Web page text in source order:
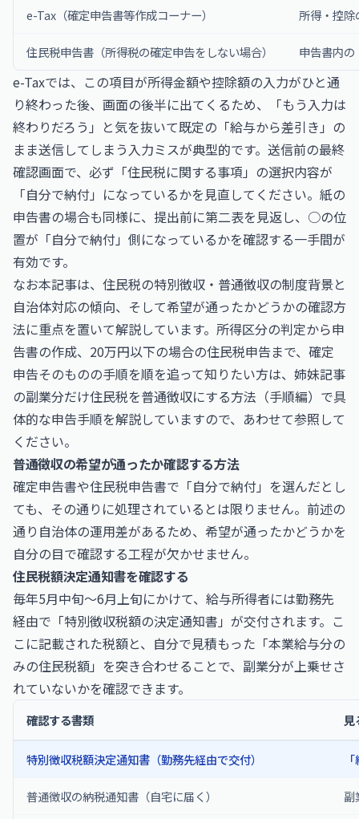
e-Tax（確定申告書等作成コーナー） 所得・控
住民税申告書（所得税の確定申告をしない場合） 申告書内
e-Taxでは、この項目が所得金額や控除額の入力がひと通
り終わった後、画面の後半に出てくるため、「もう入力は
終わりだろう」と気を抜いて既定の「給与から差引き」の
まま送信してしまう入力ミスが典型的です。送信前の最終
確認画面で、必ず「住民税に関する事項」の選択内容が
「自分で納付」になっているかを見直してください。紙の
申告書の場合も同様に、提出前に第二表を見返し、○の位
置が「自分で納付」側になっているかを確認する一手間が
有効です。
なお本記事は、住民税の特別徴収・普通徴収の制度背景と
自治体対応の傾向、そして希望が通ったかどうかの確認方
法に重点を置いて解説しています。所得区分の判定から申
告書の作成、20万円以下の場合の住民税申告まで、確定
申告そのものの手順を順を追って知りたい方は、姉妹記事
の副業分だけ住民税を普通徴収にする方法（手順編） で具
体的な申告手順を解説していますので、あわせて参照して
ください。
普通徴収の希望が通ったか確認する方法
確定申告書や住民税申告書で「自分で納付」を選んだとし
ても、その通りに処理されているとは限りません。前述の
通り自治体の運用差があるため、希望が通ったかどうかを
自分の目で確認する工程が欠かせません。
住民税額決定通知書を確認する
毎年5月中旬〜6月上旬にかけて、給与所得者には勤務先
経由で「特別徴収税額の決定通知書」が交付されます。こ
こに記載された税額と、自分で見積もった「本業給与分の
みの住民税額」を突き合わせることで、副業分が上乗せさ
れていないかを確認できます。
確認する書類
特別徴収税額決定通知書（勤務先経由で交付）
普通徴収の納税通知書（自宅に届く） 副